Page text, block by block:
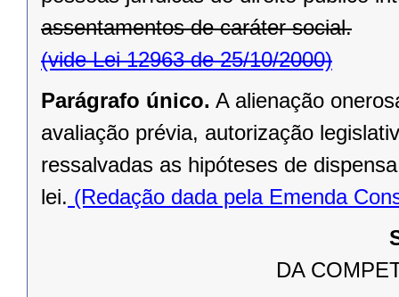
assentamentos de caráter social.
(vide Lei 12963 de 25/10/2000)
Parágrafo único. A alienação
avaliação prévia, autorização
ressalvadas as hipóteses de
lei. (Redação dada pela Emenda
DA